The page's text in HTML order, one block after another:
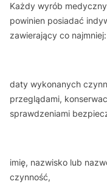
Każdy wyrób
powinien posiadać
zawierający co najmniej:
daty wykonanych
przeglądami,
sprawdzeniami
imię, nazwisko lub
czynność,